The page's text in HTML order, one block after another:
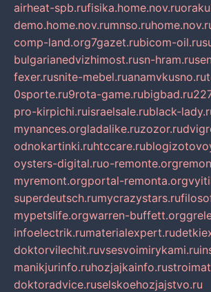
airheat-spb.rufisika.home.nov.ru
demo.home.nov.rumnso.ru
comp-land.org7gazet.rubicom-oil.ru
bulgarianedvizhimost.rusn-hram.ru
fexer.rusnite-mebel.ruanamvkusno.ru
0sporte.ru9rota-game.rubigbad.ru
pro-kirpichi.ruisraelsale.rublack-
mynances.orgladalike.ruzozor.ru
odnokartinki.ruhtccare.ru
oysters-digital.ruo-remonte.org
myremont.orgportal-remonta.org
superdeutsch.rumycrazystars.ru
mypetslife.orgwarren-buffett.org
infoelectrik.rumaterialexpert.ru
doktorvilechit.ruvsesvoimirykami.ru
manikjurinfo.ruhozjajkainfo.ru
doktoradvice.ruselskoehozjajstvo.ru